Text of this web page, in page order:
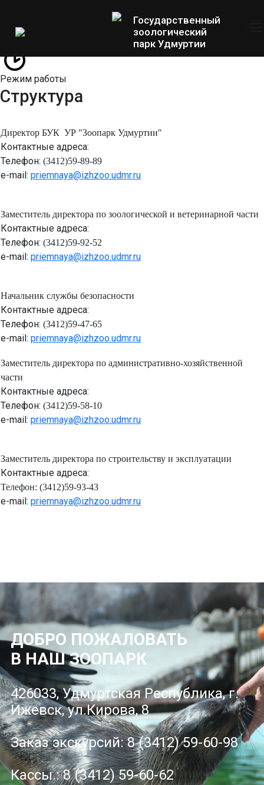
Государственный
зоологический
парк Удмуртии
Режим работы
Структура
Директор БУК УР "Зоопарк Удмуртии"
Контактные адреса:
Телефон: (3412)59-89-89
e-mail: priemnaya@izhzoo.udmr.ru
Заместитель директора по зоологической и ветеринарной части
Контактные адреса:
Телефон: (3412)59-92-52
e-mail: priemnaya@izhzoo.udmr.ru
Начальник службы безопасности
Контактные адреса:
Телефон: (3412)59-47-65
e-mail: priemnaya@izhzoo.udmr.ru
Заместитель директора по административно-хозяйственной
части
Контактные адреса:
Телефон: (3412)59-58-10
e-mail: priemnaya@izhzoo.udmr.ru
Заместитель директора по строительству и эксплуатации
Контактные адреса:
Телефон: (3412)59-93-43
e-mail: priemnaya@izhzoo.udmr.ru
ДОБРО ПОЖАЛОВАТЬ
В НАШ ЗООПАРК
426033, Удмуртская Республика, г.
Ижевск, ул.Кирова, 8
Заказ экскурсий: 8 (3412) 59-60-98
Кассы.: 8 (3412) 59-60-62